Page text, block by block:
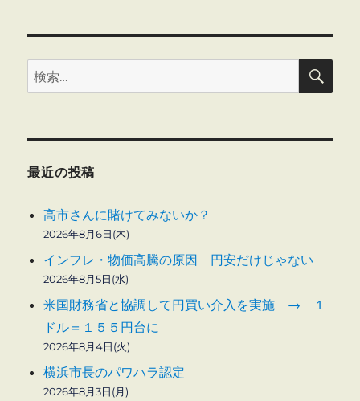
検
索:
検
最近の投稿
高市さんに賭けてみないか？
2026年8月6日(木)
インフレ・物価高騰の原因 円安だけじゃない
2026年8月5日(水)
米国財務省と協調して円買い介入を実施 → １
ドル＝１５５円台に
2026年8月4日(火)
横浜市長のパワハラ認定
2026年8月3日(月)